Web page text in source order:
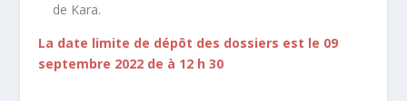
de Kara.
La date limite de dépôt des dossiers est le 09
septembre 2022 de à 12 h 30